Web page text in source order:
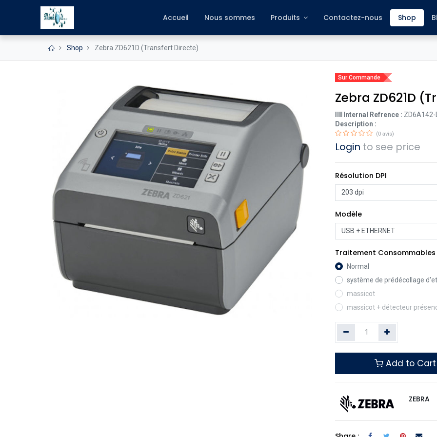
Accueil Nous sommes Produits Contactez-nous Shop
Shop Zebra ZD621D (Transfert Directe)
Sur Commande
Zebra ZD621D
Internal Refrence : ZD6A142-
Description :
(0 avis)
Login to see price
Résolution DPI
Modèle
Traitement Consommables
Normal
système de prédécollage
massicot
massicot + détecteur
Add to Cart
ZEBRA